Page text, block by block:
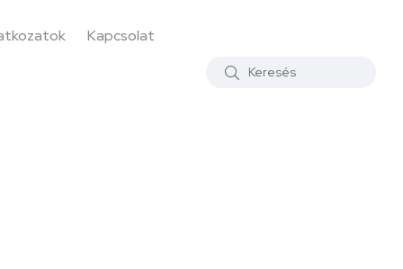
Kapcsolat